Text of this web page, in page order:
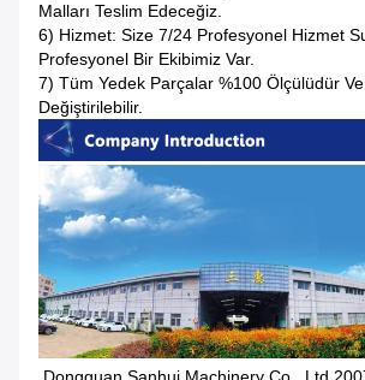
Malları Teslim Edeceğiz.
6) Hizmet: Size 7/24 Profesyonel Hizmet
Profesyonel Bir Ekibimiz Var.
7) Tüm Yedek Parçalar %100 Ölçülüdür
Değiştirilebilir.